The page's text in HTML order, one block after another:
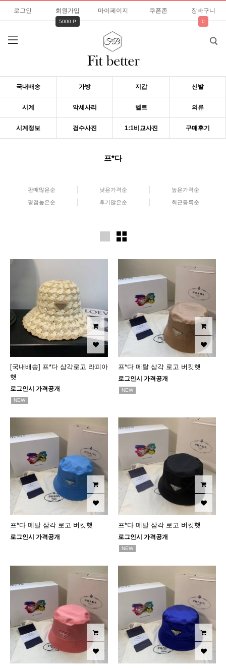
로그인 회원가입
5000 P
마이페이지 쿠폰존 장바구니
0
국내배송 가방 지갑 신발
시계 악세사리 벨트 의류
시계정보 검수사진 1:1비교사진 구매후기
프*다
판매많은순 낮은가격순 높은가격순
평점높은순 후기많은순 최근등록순
[국내배송] 프*다 삼각로고 라피아
햇
로그인시 가격공개
NEW
프*다 메탈 삼각 로고 버킷햇
로그인시 가격공개
NEW
프*다 메탈 삼각 로고 버킷햇
로그인시 가격공개
프*다 메탈 삼각 로고 버킷햇
로그인시 가격공개
NEW